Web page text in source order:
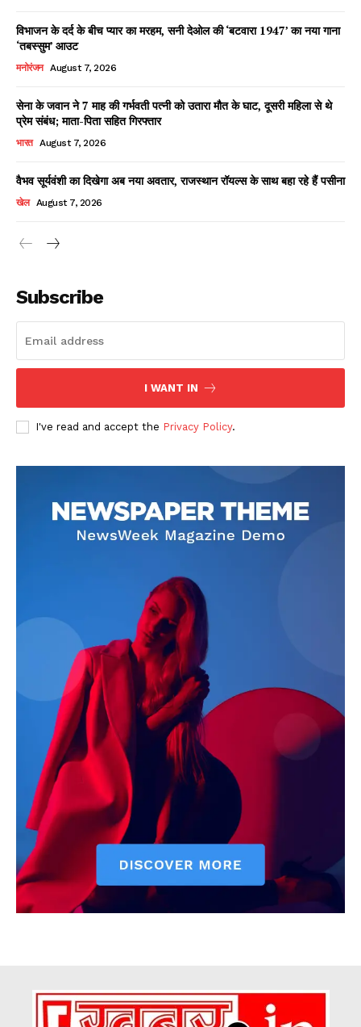
Contact us
Subscription Plans
My account
विभाजन के दर्द के बीच प्यार का मरहम, सनी देओल की ‘बटवारा 1947’ का नया गाना
‘तबस्सुम’ आउट
मनोरंजन August 7, 2026
सेना के जवान ने 7 माह की गर्भवती पत्नी को उतारा मौत के घाट, दूसरी महिला से थे
प्रेम संबंध; माता-पिता सहित गिरफ्तार
भारत August 7, 2026
वैभव सूर्यवंशी का दिखेगा अब नया अवतार, राजस्थान रॉयल्स के साथ बहा रहे हैं पसीना
खेल August 7, 2026
Subscribe
I WANT IN
I've read and accept the Privacy Policy.